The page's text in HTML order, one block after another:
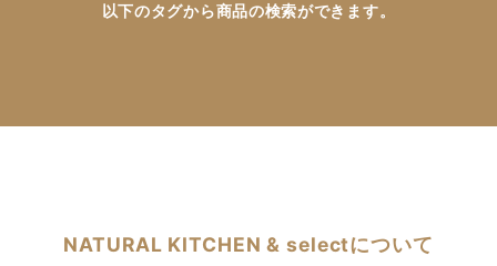
以下のタグから商品の検索ができます。
NATURAL KITCHEN & selectについて